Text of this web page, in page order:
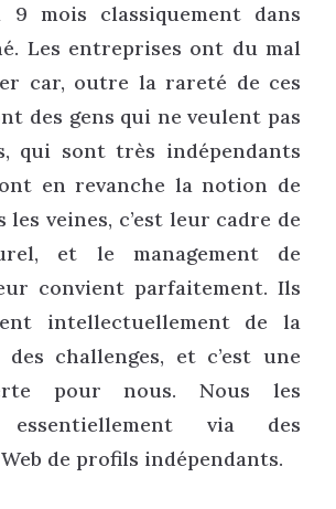
mois classiquement dans
Les entreprises ont du mal
car, outre la rareté de ces
des gens qui ne veulent pas
qui sont très indépendants
en revanche la notion de
les veines, c’est leur cadre de
et le management de
convient parfaitement. Ils
intellectuellement de la
des challenges, et c’est une
pour nous. Nous les
essentiellement via des
de profils indépendants.